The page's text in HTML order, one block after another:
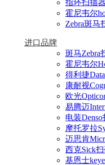
指环扫描
霍尼韦尔
Zebra斑马
进口品牌
斑马Zebra
霍尼韦尔
得利捷
康耐视
欧光
易腾迈
电装
摩托罗拉
迈思肯
西克Sick
基恩士